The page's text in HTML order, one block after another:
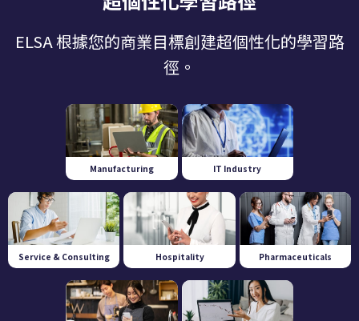
ELSA 根據您的商業目標創建超個性化的學習路
徑。
Manufacturing IT Industry
Service & Consulting Hospitality Pharmaceuticals